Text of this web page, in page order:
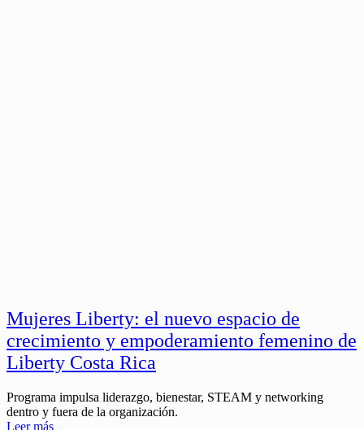
Mujeres Liberty: el nuevo espacio de
crecimiento y empoderamiento femenino de
Liberty Costa Rica
Programa impulsa liderazgo, bienestar, STEAM y networking
dentro y fuera de la organización.
Leer más